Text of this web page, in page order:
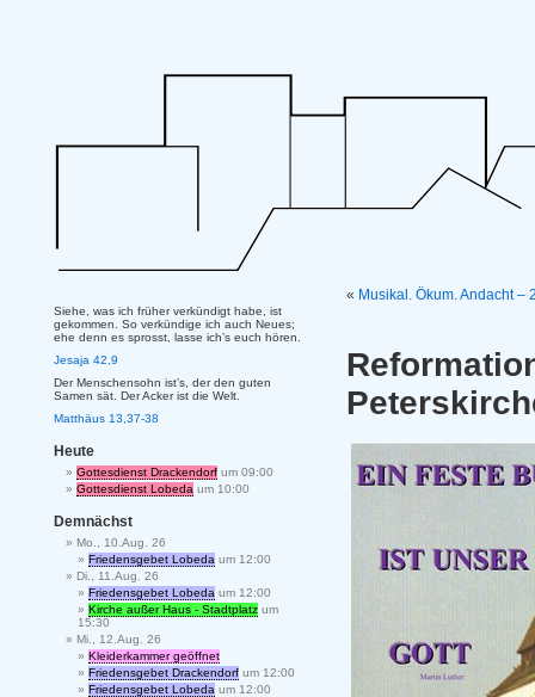
« Musikal. Ökum. Andacht –
Siehe, was ich früher verkündigt habe, ist
gekommen. So verkündige ich auch Neues;
ehe denn es sprosst, lasse ich’s euch hören.
Jesaja 42,9
Der Menschensohn ist’s, der den guten
Samen sät. Der Acker ist die Welt.
Matthäus 13,37-38
Heute
Gottesdienst Drackendorf um 09:00
Gottesdienst Lobeda um 10:00
Demnächst
Mo., 10.Aug. 26
Friedensgebet Lobeda um 12:00
Di., 11.Aug. 26
Friedensgebet Lobeda um 12:00
Kirche außer Haus - Stadtplatz um
15:30
Mi., 12.Aug. 26
Kleiderkammer geöffnet
Friedensgebet Drackendorf um 12:00
Friedensgebet Lobeda um 12:00